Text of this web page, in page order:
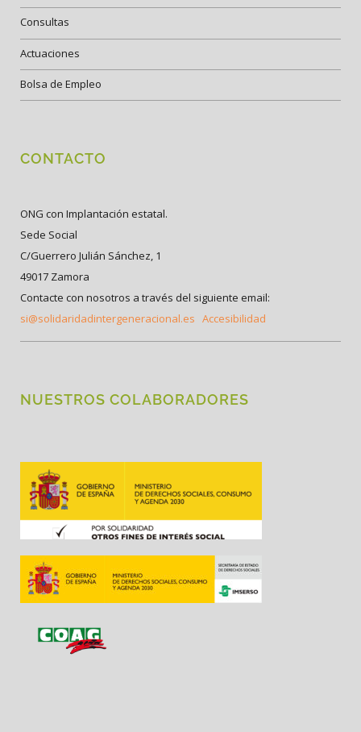
Consultas
Actuaciones
Bolsa de Empleo
CONTACTO
ONG con Implantación estatal.
Sede Social
C/Guerrero Julián Sánchez, 1
49017 Zamora
Contacte con nosotros a través del siguiente email:
si@solidaridadintergeneracional.es Accesibilidad
NUESTROS COLABORADORES